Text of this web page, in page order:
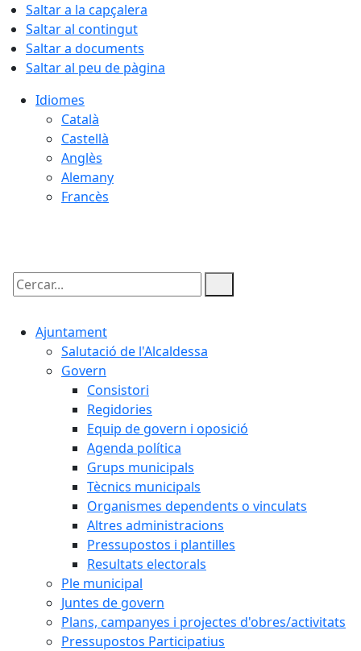
Saltar a la capçalera
Saltar al contingut
Saltar a documents
Saltar al peu de pàgina
Idiomes
Català
Castellà
Anglès
Alemany
Francès
Cercar:
Ajuntament
Salutació de l'Alcaldessa
Govern
Consistori
Regidories
Equip de govern i oposició
Agenda política
Grups municipals
Tècnics municipals
Organismes dependents o vinculats
Altres administracions
Pressupostos i plantilles
Resultats electorals
Ple municipal
Juntes de govern
Plans, campanyes i projectes d'obres/activitats
Pressupostos Participatius